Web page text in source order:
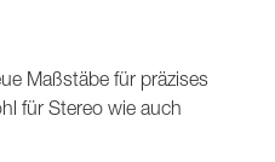
Maßstäbe für präzises
für Stereo wie auch